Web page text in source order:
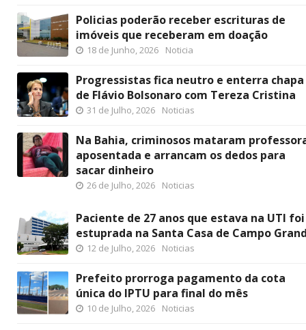
Policias poderão receber escrituras de
imóveis que receberam em doação
18 de Junho, 2026 Noticia
Progressistas fica neutro e enterra chapa
de Flávio Bolsonaro com Tereza Cristina
31 de Julho, 2026 Noticias
Na Bahia, criminosos mataram
aposentada e arrancam os dedos para
sacar dinheiro
26 de Julho, 2026 Noticias
Paciente de 27 anos que estava na UTI foi
estuprada na Santa Casa de Campo
12 de Julho, 2026 Noticias
Prefeito prorroga pagamento da cota
única do IPTU para final do mês
10 de Julho, 2026 Noticias